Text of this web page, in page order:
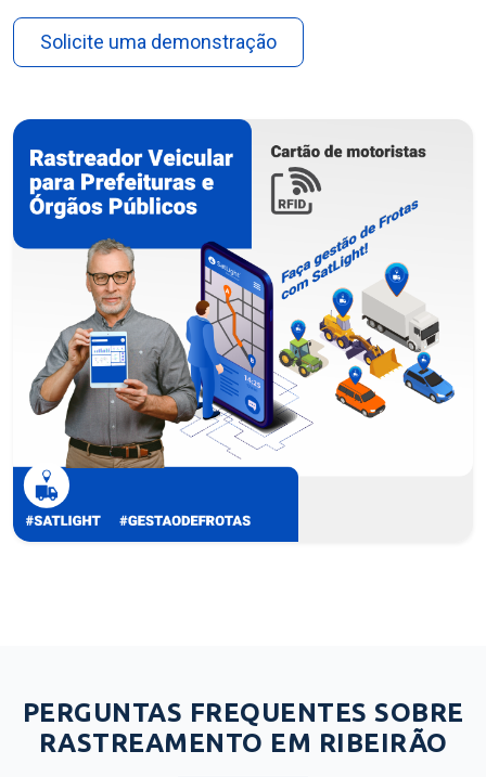
Solicite uma demonstração
PERGUNTAS FREQUENTES SOBRE
RASTREAMENTO EM RIBEIRÃO